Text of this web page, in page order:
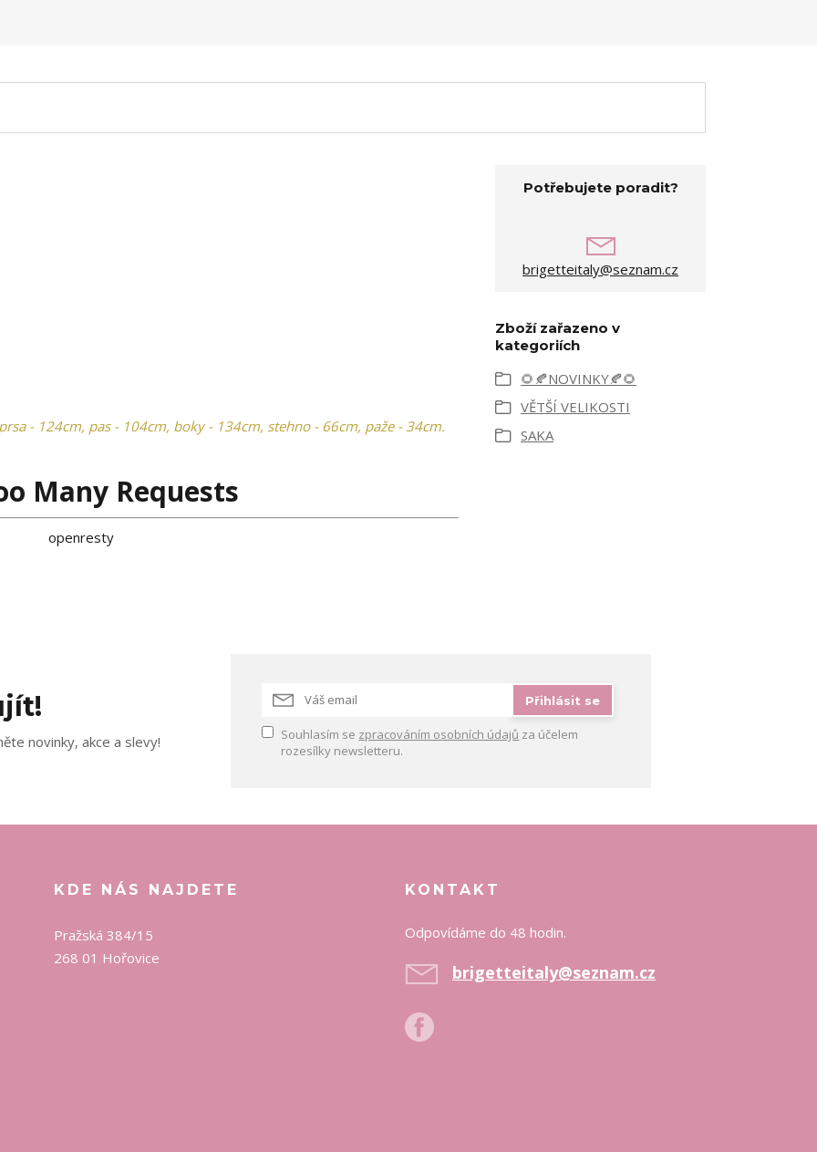
- 124cm, pas - 104cm, boky - 134cm, stehno - 66cm, paže - 34cm.
Many Requests
openresty
Potřebujete poradit?
brigetteitaly@seznam.cz
Zboží zařazeno v
kategoriích
🌻🍂NOVINKY🍂🌻
VĚTŠÍ VELIKOSTI
SAKA
novinky, akce a slevy!
Přihlásit se
Souhlasím se zpracováním osobních údajů za účelem
rozesílky newsletteru.
KDE NÁS NAJDETE
Pražská 384/15
268 01 Hořovice
KONTAKT
Odpovídáme do 48 hodin.
brigetteitaly@seznam.cz